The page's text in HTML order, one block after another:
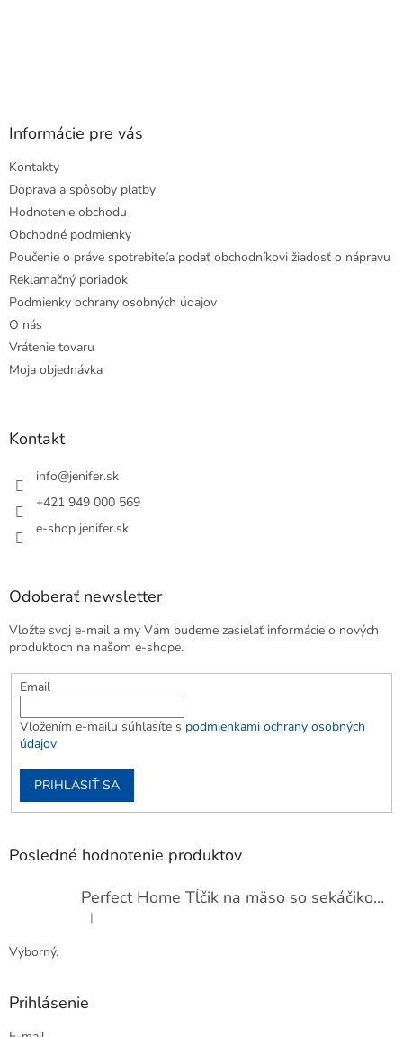
Informácie pre vás
Kontakty
Doprava a spôsoby platby
Hodnotenie obchodu
Obchodné podmienky
Poučenie o práve spotrebiteľa podať obchodníkovi žiadosť o nápravu
Reklamačný poriadok
Podmienky ochrany osobných údajov
O nás
Vrátenie tovaru
Moja objednávka
Kontakt
info@jenifer.sk
+421 949 000 569
e-shop jenifer.sk
Odoberať newsletter
Vložte svoj e-mail a my Vám budeme zasielať informácie o nových
produktoch na našom e-shope.
Email
Vložením e-mailu súhlasíte s podmienkami ochrany osobných
údajov
PRIHLÁSIŤ SA
Posledné hodnotenie produktov
Perfect Home Tĺčik na mäso so sekáčikom, 56893
Hodnotenie produktu je 5 z 5 hviezdičiek.
|
Výborný.
Prihlásenie